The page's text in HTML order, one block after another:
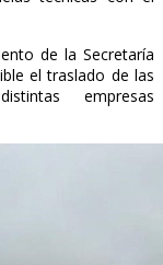
de la Secretaría
el traslado de las
empresas